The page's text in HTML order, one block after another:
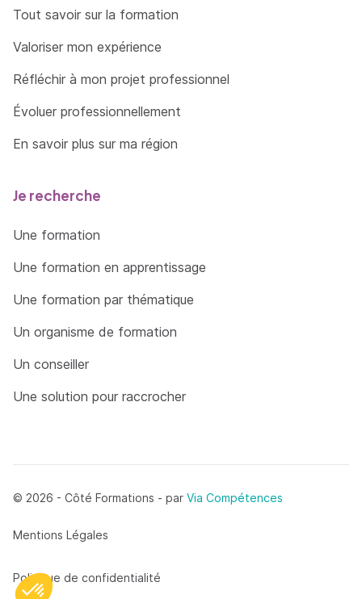
Tout savoir sur la formation
Valoriser mon expérience
Réfléchir à mon projet professionnel
Évoluer professionnellement
En savoir plus sur ma région
Je recherche
Une formation
Une formation en apprentissage
Une formation par thématique
Un organisme de formation
Un conseiller
Une solution pour raccrocher
© 2026 - Côté Formations - par Via Compétences
Mentions Légales
Politique de confidentialité